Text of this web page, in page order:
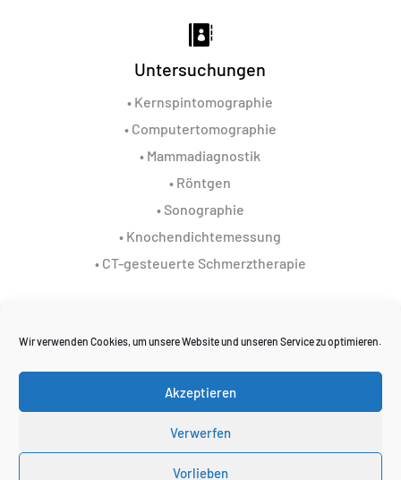
Wir verwenden Cookies, um unsere Website und unseren Service zu optimieren.
Akzeptieren
Verwerfen
Vorlieben

Untersuchungen
• Kernspintomographie
• Computertomographie
• Mammadiagnostik
• Röntgen
• Sonographie
• Knochendichtemessung
• CT-gesteuerte Schmerztherapie
Kontakt
zur Anmeldung